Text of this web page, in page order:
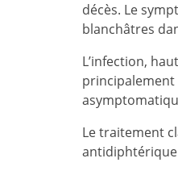
décès. Le
blanchâtres
L’infection,
principalement
Le traitement
antidiphtérique